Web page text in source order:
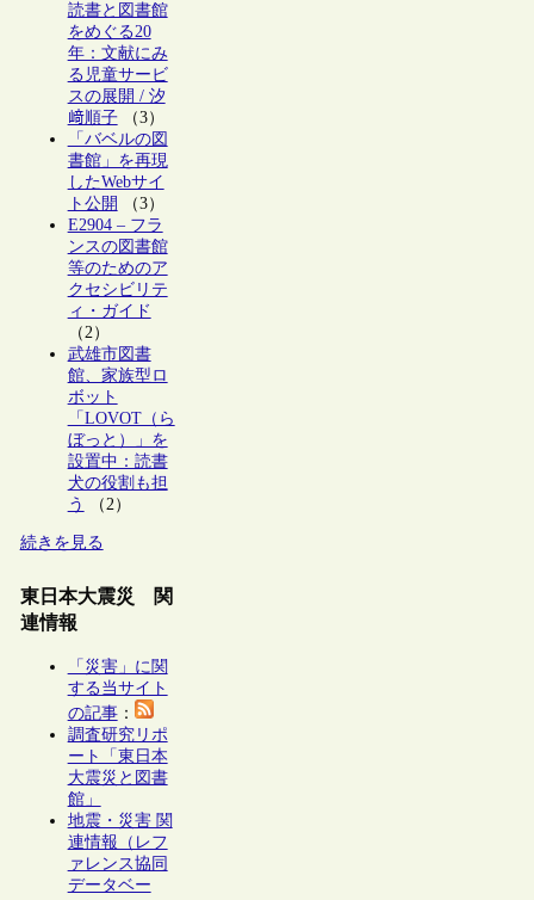
読書と図書館
をめぐる20
年：文献にみ
る児童サービ
スの展開 / 汐
﨑順子（3）
「バベルの図
書館」を再現
したWebサイ
ト公開
（3）
E2904 – フラ
ンスの図書館
等のためのア
クセシビリテ
ィ・ガイド
（2）
武雄市図書
館、家族型ロ
ボット
「LOVOT（ら
ぼっと）」を
設置中：読書
犬の役割も担
う
（2）
続きを見る
東日本大震災 関
連情報
「災害」に関
する当サイト
の記事：
調査研究リポ
ート「東日本
大震災と図書
館」
地震・災害 関
連情報（レフ
ァレンス協同
データベー